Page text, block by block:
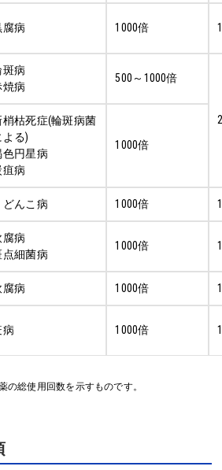
腐病 1000倍
斑病
焼病
500～1000倍
梢枯死症(輪斑病菌
よる)
色円星病
疽病
1000倍
どんこ病 1000倍
腐病
点細菌病
1000倍
腐病 1000倍
病 1000倍
の総使用回数を示すものです。